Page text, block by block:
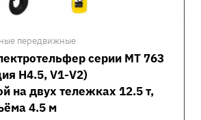
передвижные
серии MT 763
H4.5, V1-V2)
на двух тележках 12.5 т,
4.5 м